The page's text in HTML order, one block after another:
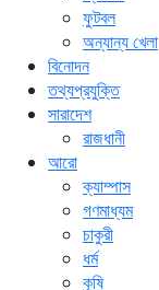
ফুটবল
অন্যান্য খেলা
বিনোদন
তথ্যপ্রযুক্তি
সারাদেশ
রাজধানী
আরো
ক্যাম্পাস
গণমাধ্যম
চাকুরী
ধর্ম
কৃষি